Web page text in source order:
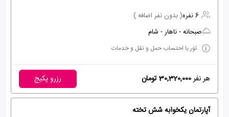
6 نفره
( بدون نفر اضافه )
صبحانه - ناهار - شام
تور با احتساب حمل و نقل و خدمات
هر نفر30,320,000 تومان رزرو پکیج
آپارتمان یکخوابه شش تخته